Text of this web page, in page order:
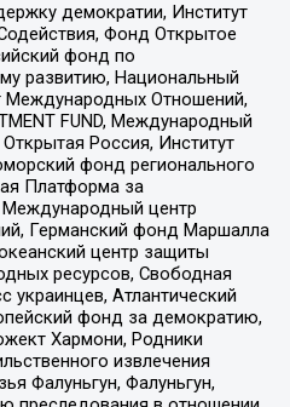
демократии, Институт
Фонд Открытое
фонд по
развитию, Национальный
Международных Отношений,
FUND, Международный
Россия, Институт
фонд регионального
Платформа за
центр
Германский фонд Маршалла
центр защиты
ресурсов, Свободная
украинцев, Атлантический
фонд за демократию,
Хармони, Родники
извлечения
Фалуньгун, Фалуньгун,